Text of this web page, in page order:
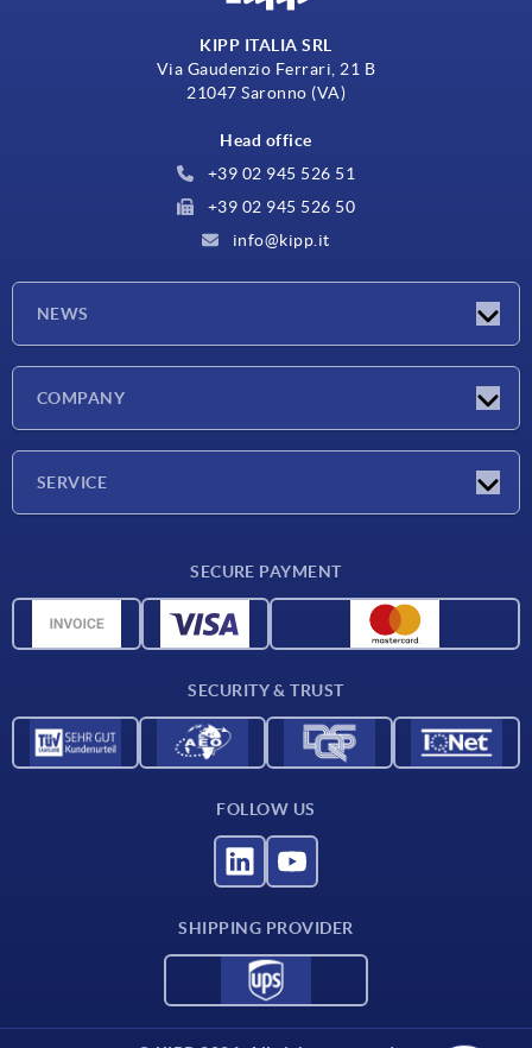
KIPP ITALIA SRL
Via Gaudenzio Ferrari, 21 B
21047 Saronno (VA)
Head office
+39 02 945 526 51
+39 02 945 526 50
info@kipp.it
NEWS
COMPANY
SERVICE
CAD data
SECURE PAYMENT
SECURITY & TRUST
FOLLOW US
SHIPPING PROVIDER